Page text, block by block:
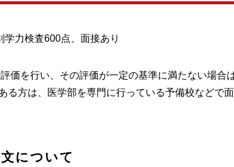
力検査600点、面接あり
価を行い、その評価が一定の基準に満たない場合
る方は、医学部を専門に行っている予備校などで
について